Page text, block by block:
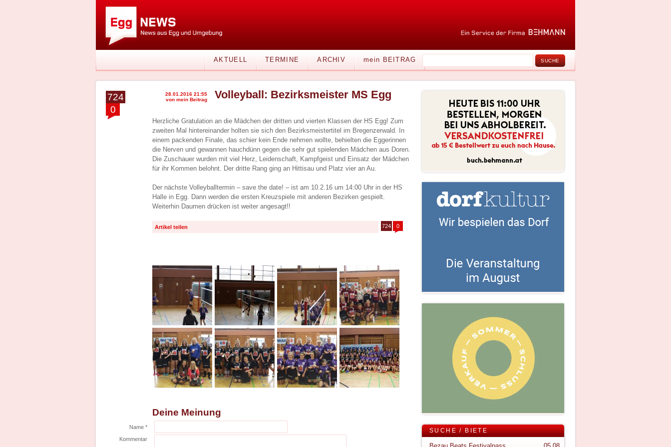
AKTUELL TERMINE ARCHIV mein BEITRAG
724
0
28.01.2016 21:55
von mein Beitrag
Volleyball: Bezirksmeister MS Egg
Herzliche Gratulation an die Mädchen der dritten und vierten Klassen der HS Egg! Zum
zweiten Mal hintereinander holten sie sich den Bezirksmeistertitel im Bregenzerwald. In
einem packenden Finale, das schier kein Ende nehmen wollte, behielten die Eggerinnen
die Nerven und gewannen hauchdünn gegen die sehr gut spielenden Mädchen aus Doren.
Die Zuschauer wurden mit viel Herz, Leidenschaft, Kampfgeist und Einsatz der Mädchen
für ihr Kommen belohnt. Der dritte Rang ging an Hittisau und Platz vier an Au.
Der nächste Volleyballtermin – save the date! – ist am 10.2.16 um 14:00 Uhr in der HS
Halle in Egg. Dann werden die ersten Kreuzspiele mit anderen Bezirken gespielt.
Weiterhin Daumen drücken ist weiter angesagt!!
Artikel teilen 724 0
Deine Meinung
Name *
Kommentar
SUCHE / BIETE